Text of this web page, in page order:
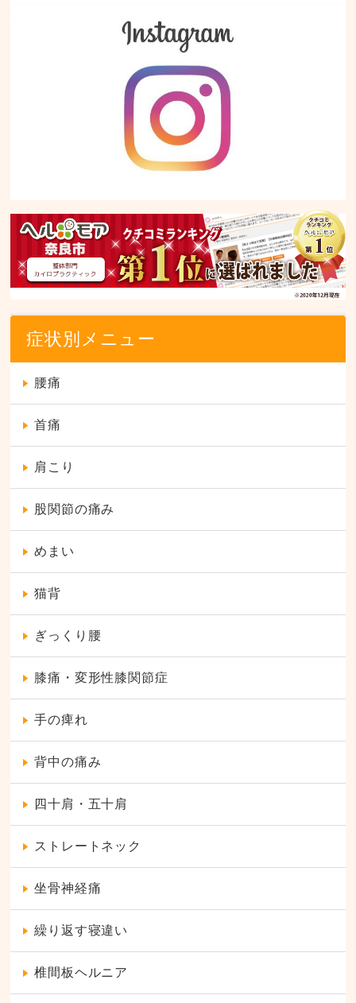
症状別メニュー
腰痛
首痛
肩こり
股関節の痛み
めまい
猫背
ぎっくり腰
膝痛・変形性膝関節症
手の痺れ
背中の痛み
四十肩・五十肩
ストレートネック
坐骨神経痛
繰り返す寝違い
椎間板ヘルニア